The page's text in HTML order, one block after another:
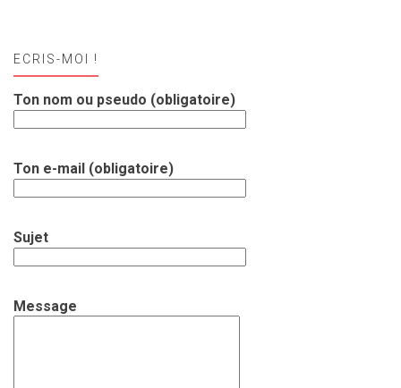
ECRIS-MOI !
Ton nom ou pseudo (obligatoire)
Ton e-mail (obligatoire)
Sujet
Message